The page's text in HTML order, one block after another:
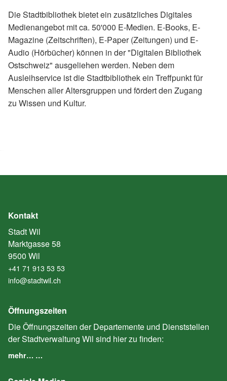
Die Stadtbibliothek bietet ein zusätzliches Digitales
Medienangebot mit ca. 50'000 E-Medien. E-Books, E-
Magazine (Zeitschriften), E-Paper (Zeitungen) und E-
Audio (Hörbücher) können in der "Digitalen Bibliothek
Ostschweiz" ausgeliehen werden. Neben dem
Ausleihservice ist die Stadtbibliothek ein Treffpunkt für
Menschen aller Altersgruppen und fördert den Zugang
zu Wissen und Kultur.
Kontakt
Stadt Wil
Marktgasse 58
9500 Wil
+41 71 913 53 53
info@stadtwil.ch
Öffnungszeiten
Die Öffnungszeiten der Departemente und Dienststellen
der Stadtverwaltung Wil sind hier zu finden:
mehr… …